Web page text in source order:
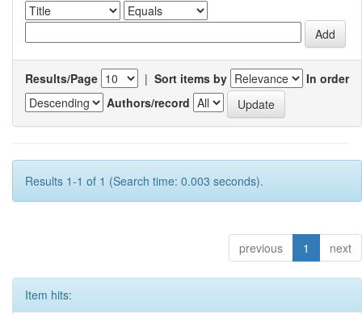
Results/Page | Sort items by
In order
Authors/record
Results 1-1 of 1 (Search time: 0.003 seconds).
previous 1 next
Item hits: